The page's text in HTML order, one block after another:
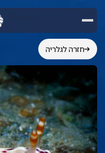
חזרה לגלריה